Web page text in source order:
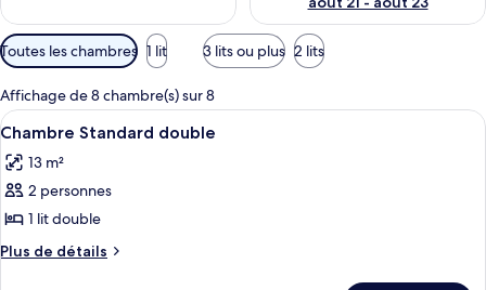
Filtres
disponibles
pour
les
chambres
Toutes les chambres 1 lit 3 lits ou plus 2 lits
Affichage de 8 chambre(s) sur 8
Afficher
toutes
les
photos
pour
ce
Une chambre moderne avec deux
3
Chambre Standard double
13 m²
2 personnes
1 lit double
Plus de détails
Plus